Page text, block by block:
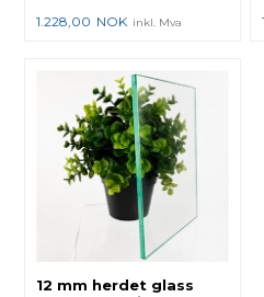
1.228,00 NOK inkl. Mva
12 mm herdet glass